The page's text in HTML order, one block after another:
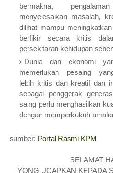
bermakna,
menyelesaikan masalah,
dilihat mampu
berfikir secara kritis
persekitaran kehidupan
Dunia dan ekonomi
memerlukan pesaing
lebih kritis dan kreatif dan
sebagai penggerak
saing perlu menghasilkan
dengan memperkukuh
sumber: Portal Rasmi KPM
SELAMAT
YONG UCAPKAN KEPADA